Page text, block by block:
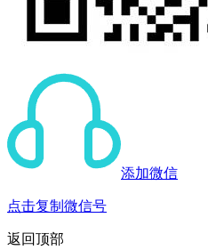
添加微信
点击复制微信号
返回顶部